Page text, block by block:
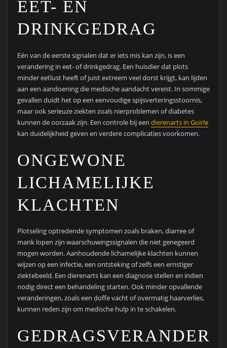
EET- EN
DRINKGEDRAG
Eén van de eerste signalen dat er iets mis kan zijn, is een
verandering in eet- of drinkgedrag. Een huisdier dat plots
minder eetlust heeft of juist extreem veel dorst krijgt, kan lijden
aan een aandoening die medische aandacht vereist. In sommige
gevallen duidt het op een eenvoudige spijsverteringsstoornis,
maar ook serieuze ziekten zoals nierproblemen of diabetes
kunnen de oorzaak zijn. Een controle bij een dierenarts in Goirle
kan duidelijkheid geven en verdere complicaties voorkomen.
ONGEWONE
LICHAMELIJKE
KLACHTEN
Plotseling optredende symptomen zoals braken, diarree of
mank lopen zijn waarschuwingssignalen die niet genegeerd
mogen worden. Aanhoudende lichamelijke klachten kunnen
wijzen op een infectie, een ontsteking of zelfs een ernstiger
ziektebeeld. Een dierenarts kan een diagnose stellen en indien
nodig direct een behandeling starten. Ook minder opvallende
veranderingen, zoals een doffe vacht of overmatig haarverlies,
kunnen reden zijn om medische hulp in te schakelen.